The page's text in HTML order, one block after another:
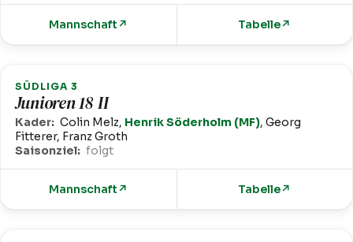
Mannschaft ↗ Tabelle↗
SÜDLIGA 3
Junioren 18 II
Kader: Colin Melz, Henrik Söderholm (MF), Georg
Fitterer, Franz Groth
Saisonziel: folgt
Mannschaft ↗ Tabelle↗